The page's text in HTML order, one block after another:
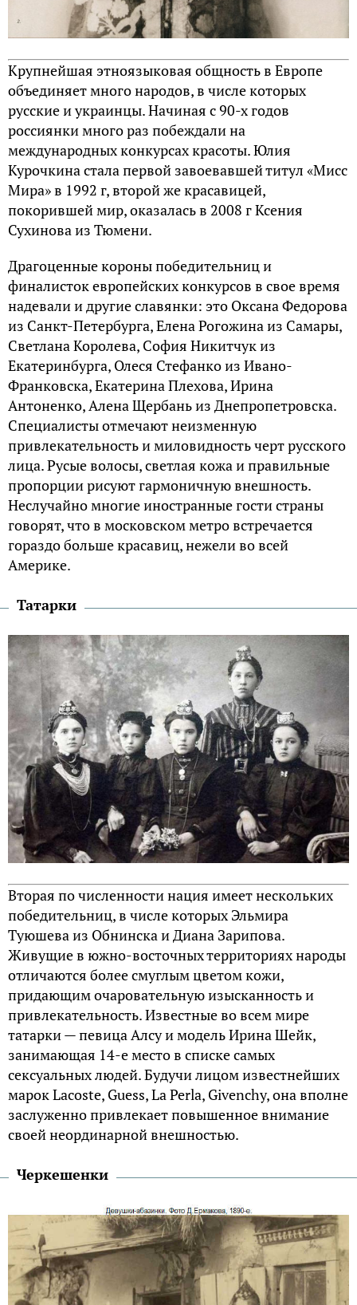
Крупнейшая этноязыковая общность в Европе
объединяет много народов, в числе которых
русские и украинцы. Начиная с 90-х годов
россиянки много раз побеждали на
международных конкурсах красоты. Юлия
Курочкина стала первой завоевавшей титул «Мисс
Мира» в 1992 г, второй же красавицей,
покорившей мир, оказалась в 2008 г Ксения
Сухинова из Тюмени.
Драгоценные короны победительниц и
финалисток европейских конкурсов в свое время
надевали и другие славянки: это Оксана Федорова
из Санкт-Петербурга, Елена Рогожина из Самары,
Светлана Королева, София Никитчук из
Екатеринбурга, Олеся Стефанко из Ивано-
Франковска, Екатерина Плехова, Ирина
Антоненко, Алена Щербань из Днепропетровска.
Специалисты отмечают неизменную
привлекательность и миловидность черт русского
лица. Русые волосы, светлая кожа и правильные
пропорции рисуют гармоничную внешность.
Неслучайно многие иностранные гости страны
говорят, что в московском метро встречается
гораздо больше красавиц, нежели во всей
Америке.
Татарки
Вторая по численности нация имеет нескольких
победительниц, в числе которых Эльмира
Туюшева из Обнинска и Диана Зарипова.
Живущие в южно-восточных территориях народы
отличаются более смуглым цветом кожи,
придающим очаровательную изысканность и
привлекательность. Известные во всем мире
татарки — певица Алсу и модель Ирина Шейк,
занимающая 14-е место в списке самых
сексуальных людей. Будучи лицом известнейших
марок Lacoste, Guess, La Perla, Givenchy, она вполне
заслуженно привлекает повышенное внимание
своей неординарной внешностью.
Черкешенки